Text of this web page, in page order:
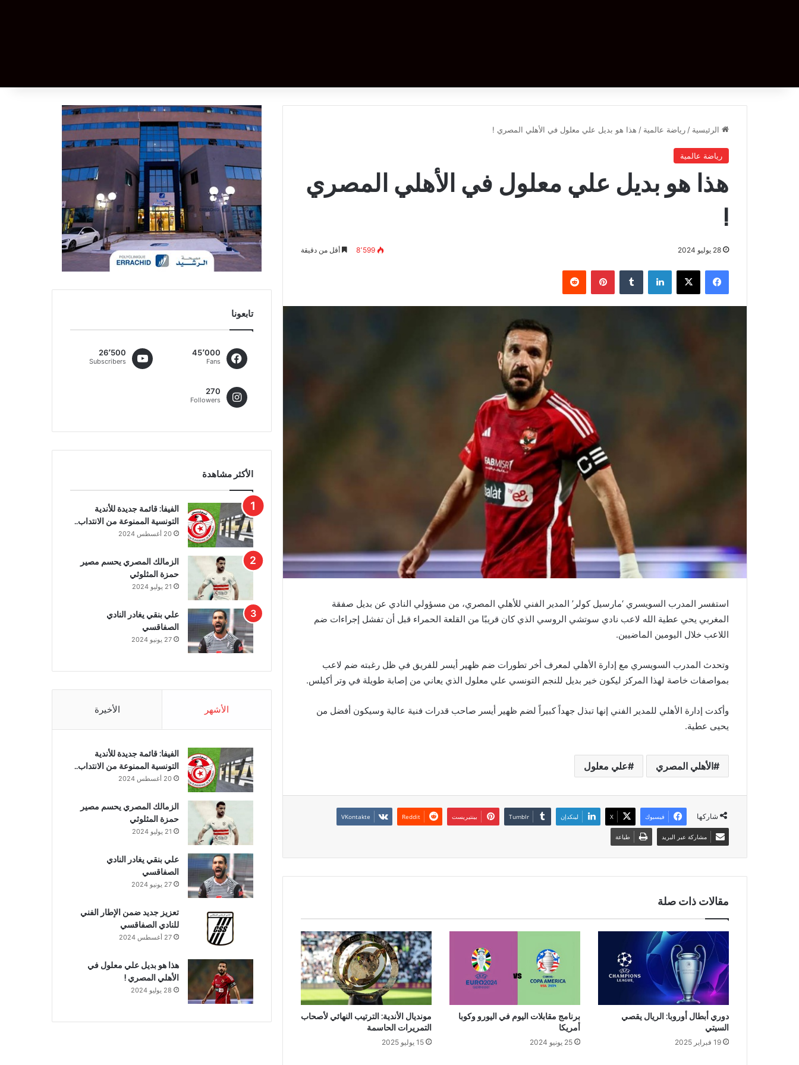
الرئيسية / رياضة عالمية / هذا هو بديل علي معلول في الأهلي المصري !
رياضة عالمية
هذا هو بديل علي معلول في الأهلي المصري
!
28 يوليو 2024 8٬599 أقل من دقيقة
فيسبوك ‫X لينكدإن بينتيريست
استفسر المدرب السويسري ‘مارسيل كولر’ المدير الفني للأهلي المصري، من مسؤولي النادي عن بديل صفقة
المغربي يحي عطية الله لاعب نادي سوتشي الروسي الذي كان قريبًا من القلعة الحمراء قبل أن تفشل إجراءات ضم
اللاعب خلال اليومين الماضيين.
وتحدث المدرب السويسري مع إدارة الأهلي لمعرف أخر تطورات ضم ظهير أيسر للفريق في ظل رغبته ضم لاعب
بمواصفات خاصة لهذا المركز ليكون خير بديل للنجم التونسي علي معلول الذي يعاني من إصابة طويلة في وتر أكيلس.
وأكدت إدارة الأهلي للمدير الفني إنها تبذل جهداً كبيراً لضم ظهير أيسر صاحب قدرات فنية عالية وسيكون أفضل من
يحيى عطية.
الأهلي المصري علي معلول
شاركها فيسبوك ‫X لينكدإن بينتيريست
مشاركة عبر البريد طباعة
مقالات ذات صلة
دوري أبطال أوروبا: الريال يقصي
السيتي
19 فبراير 2025
برنامج مقابلات اليوم في اليورو وكوبا
أمريكا
25 يونيو 2024
مونديال الأندية: الترتيب النهائي لأصحاب
التمريرات الحاسمة
15 يوليو 2025
تابعونا
45٬000
Fans
26٬500
Subscribers
270
Followers
الأكثر مشاهدة
الفيفا: قائمة جديدة للأندية
التونسية الممنوعة من الانتداب..
20 أغسطس 2024
الزمالك المصري يحسم مصير
حمزة المثلوثي
21 يوليو 2024
علي بنقي يغادر النادي
الصفاقسي
27 يونيو 2024
الأشهر الأخيرة
الفيفا: قائمة جديدة للأندية
التونسية الممنوعة من الانتداب..
20 أغسطس 2024
الزمالك المصري يحسم مصير
حمزة المثلوثي
21 يوليو 2024
علي بنقي يغادر النادي
الصفاقسي
27 يونيو 2024
تعزيز جديد ضمن الإطار الفني
للنادي الصفاقسي
27 أغسطس 2024
هذا هو بديل علي معلول في
الأهلي المصري !
28 يوليو 2024